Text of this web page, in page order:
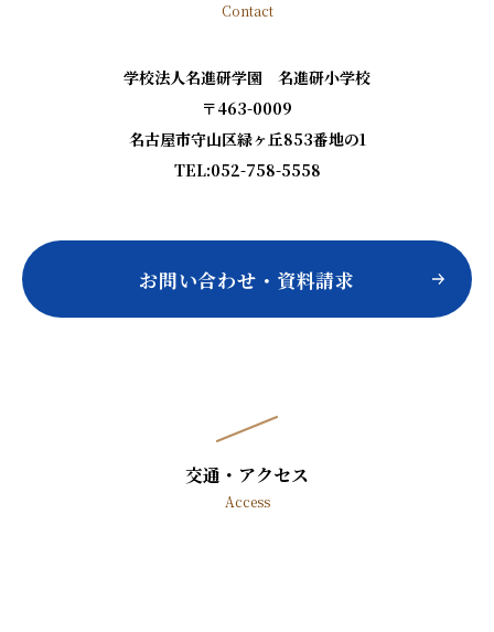
Contact
学校法人名進研学園 名進研小学校
〒463-0009
名古屋市守山区緑ヶ丘853番地の1
TEL:052-758-5558
お問い合わせ・資料請求
交通・アクセス
Access